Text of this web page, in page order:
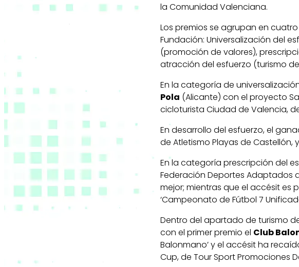
la Comunidad Valenciana.
Los premios se agrupan en
Fundación: Universalización del
(promoción de valores),
atracción del esfuerzo (turismo
En la categoría de
Pola (Alicante) con el proyecto
cicloturista Ciudad de Valencia,
En desarrollo del esfuerzo, el
de Atletismo Playas de Castellón,
En la categoría prescripción del
Federación Deportes Adaptados
mejor; mientras que el accésit es
‘Campeonato de Fútbol 7
Dentro del apartado de turismo
con el primer premio el Club
Balonmano’ y el accésit ha
Cup, de Tour Sport Promociones